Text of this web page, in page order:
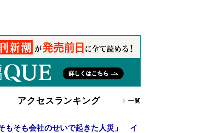
アクセスランキング 一覧
そもそも会社のせいで起きた人災」 イ